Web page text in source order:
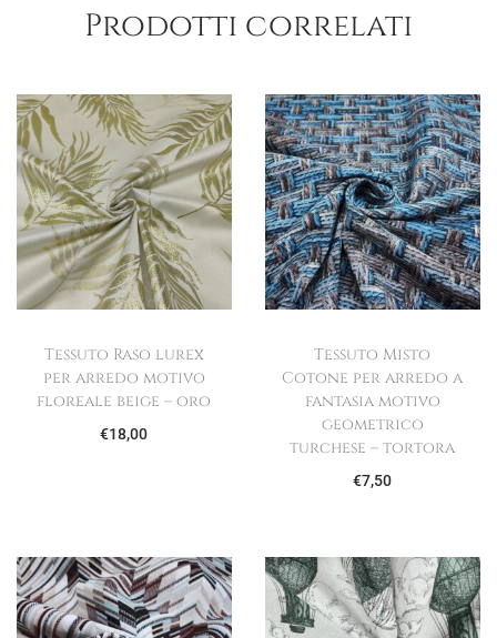
Prodotti correlati
Tessuto Raso lurex
per arredo motivo
floreale beige – oro
€18,00
Tessuto Misto
Cotone per arredo a
fantasia motivo
geometrico
turchese – tortora
€7,50